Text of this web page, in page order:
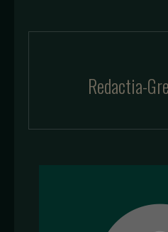
Redactia-